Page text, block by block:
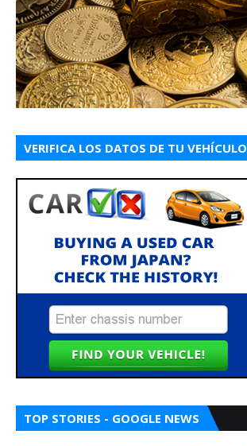
VERIFICA LOS DATOS DE TU VEHÍCULO
TOP STORIES - GOOGLE NEWS